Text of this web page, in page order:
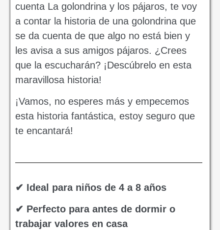
cuenta La golondrina y los pájaros, te voy
a contar la historia de una golondrina que
se da cuenta de que algo no está bien y
les avisa a sus amigos pájaros. ¿Crees
que la escucharán? ¡Descúbrelo en esta
maravillosa historia!
¡Vamos, no esperes más y empecemos
esta historia fantástica, estoy seguro que
te encantará!
✔ Ideal para niños de 4 a 8 años
✔ Perfecto para antes de dormir o
trabajar valores en casa